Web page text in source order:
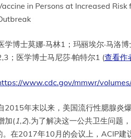
in Persons at Increased
学博士莫娜·马林1；玛丽埃尔·马洛
；医学博士马尼莎·帕特尔1 (查看作
www.cdc.gov/mmwr/
2015年末以来，美国流行性腮腺炎
加( 1,2).为了解决这一公共卫生问题
在2017年10月的会议上，ACIP建